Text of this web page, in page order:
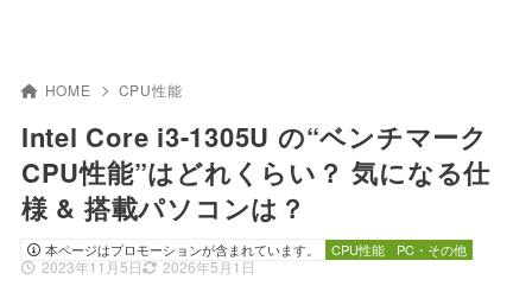
HOME CPU性能
Intel Core i3-1305U の“ベンチマーク
CPU性能”はどれくらい？ 気になる仕
様 & 搭載パソコンは？
本ページはプロモーションが含まれています。
2023年11月5日 2026年5月1日
CPU性能 PC・その他